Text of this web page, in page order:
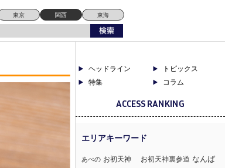
東京 関西 東海
ヘッドライン
トピックス
特集
コラム
ACCESS RANKING
あべの お初天神 お初天神裏参道 なんば